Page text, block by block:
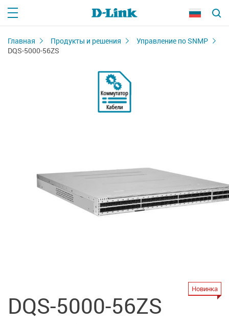
Главная Продукты и решения
Управление по SNMP
DQS-5000-56ZS
DQS-5000-56ZS
Новинка